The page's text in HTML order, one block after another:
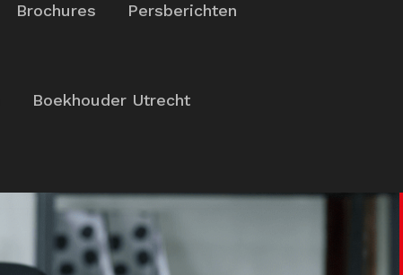
Brochures
Persberichten
Boekhouder Utrecht